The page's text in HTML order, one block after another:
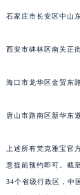
石家庄市长安区中山
西安市碑林区南关正
海口市龙华区金贸东
唐山市路南区新华东
上述所有梵克雅宝官
意提前预约即可。截
34个省级行政区，中